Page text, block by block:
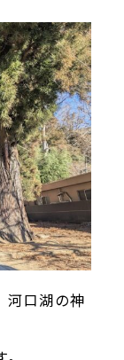
河口湖の神